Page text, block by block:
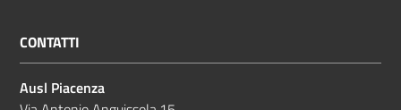
CONTATTI
Ausl Piacenza